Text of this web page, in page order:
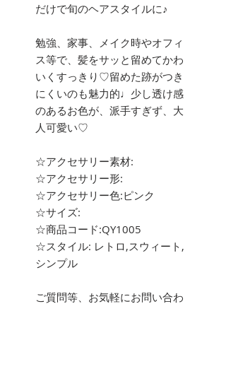
だけで旬のヘアスタイルに♪
勉強、家事、メイク時やオフィ
ス等で、髪をサッと留めてかわ
いくすっきり♡留めた跡がつき
にくいのも魅力的♩少し透け感
のあるお色が、派手すぎず、大
人可愛い♡
☆アクセサリー素材:
☆アクセサリー形:
☆アクセサリー色:ピンク
☆サイズ:
☆商品コード:QY1005
☆スタイル: レトロ,スウィート,
シンプル
ご質問等、お気軽にお問い合わ